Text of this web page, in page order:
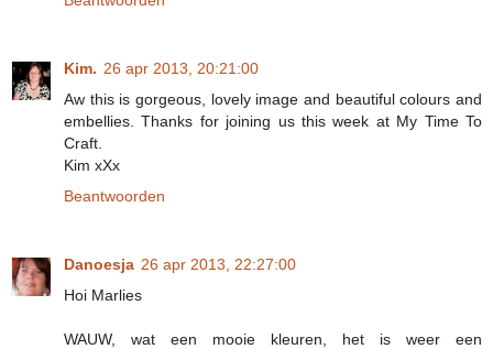
Kim. 26 apr 2013, 20:21:00
Aw this is gorgeous, lovely image and beautiful colours and
embellies. Thanks for joining us this week at My Time To
Craft.
Kim xXx
Beantwoorden
Danoesja 26 apr 2013, 22:27:00
Hoi Marlies
WAUW, wat een mooie kleuren, het is weer een